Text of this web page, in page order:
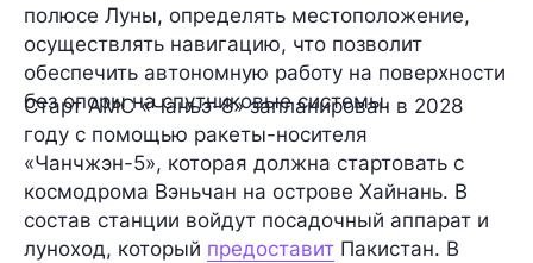
полюсе Луны, определять местоположение,
осуществлять навигацию, что позволит
обеспечить автономную работу на поверхности
без опоры на спутниковые системы.
Старт АМС «Чанъэ-8» запланирован в 2028
году с помощью ракеты-носителя
«Чанчжэн-5», которая должна стартовать с
космодрома Вэньчан на острове Хайнань. В
состав станции войдут посадочный аппарат и
луноход, который предоставит Пакистан. В